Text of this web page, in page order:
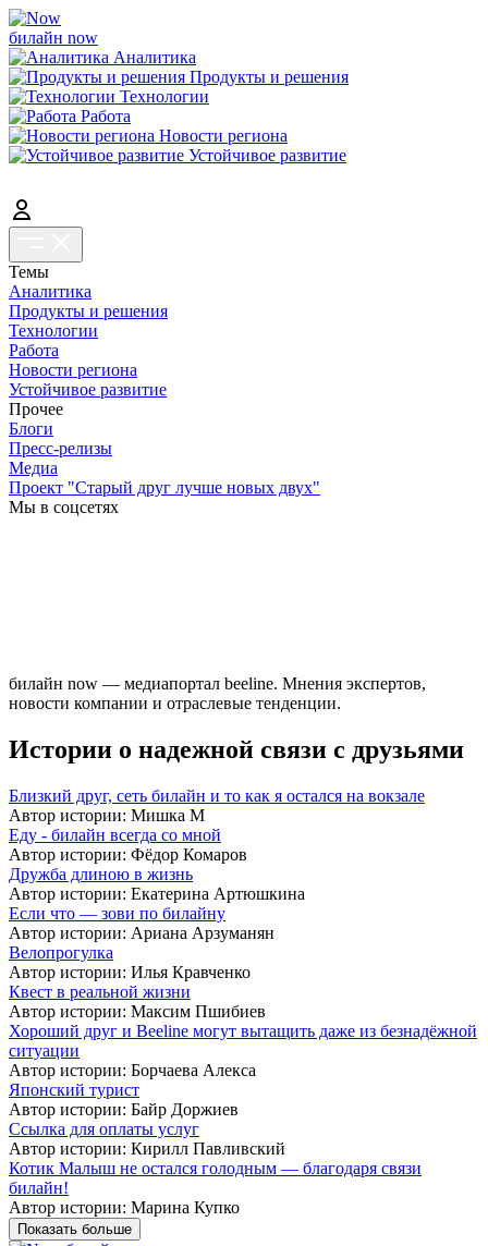
билайн now
Аналитика
Продукты и решения
Технологии
Работа
Новости региона
Устойчивое развитие
Темы
Аналитика
Продукты и решения
Технологии
Работа
Новости региона
Устойчивое развитие
Прочее
Блоги
Пресс-релизы
Медиа
Проект "Старый друг лучше новых двух"
Мы в соцсетях
билайн now — медиапортал beeline. Мнения экспертов,
новости компании и отраслевые тенденции.
Истории о надежной связи с друзьями
Близкий друг, сеть билайн и то как я остался на вокзале
Автор истории: Мишка М
Еду - билайн всегда со мной
Автор истории: Фёдор Комаров
Дружба длиною в жизнь
Автор истории: Екатерина Артюшкина
Если что — зови по билайну
Автор истории: Ариана Арзуманян
Велопрогулка
Автор истории: Илья Кравченко
Квест в реальной жизни
Автор истории: Максим Пшибиев
Хороший друг и Beeline могут вытащить даже из безнадёжной
ситуации
Автор истории: Борчаева Алекса
Японский турист
Автор истории: Байр Доржиев
Ссылка для оплаты услуг
Автор истории: Кирилл Павливский
Котик Малыш не остался голодным — благодаря связи
билайн!
Автор истории: Марина Купко
Показать больше